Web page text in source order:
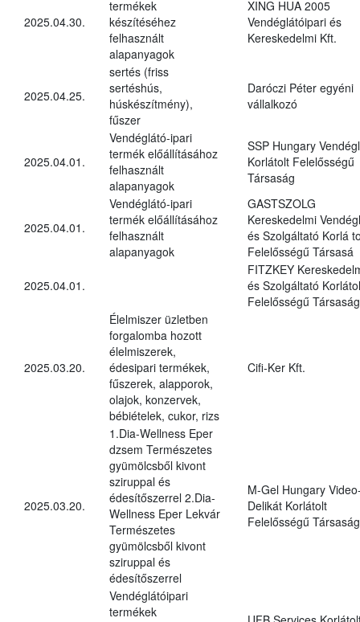
2025.04.30.
termékek
készítéséhez
felhasznált
alapanyagok
XING HUA 2005
Vendéglátóipari és
Kereskedelmi Kft.
2025.04.25.
sertés (friss
sertéshús,
húskészítmény),
fűszer
Daróczi Péter egyéni
vállalkozó
2025.04.01.
Vendéglátó-ipari
termék előállításához
felhasznált
alapanyagok
SSP Hungary
Korlátolt Felelősségű
Társaság
2025.04.01.
Vendéglátó-ipari
termék előállításához
felhasznált
alapanyagok
GASTSZOLG
Kereskedelmi
és Szolgáltató Korlá
Felelősségű Társasá
2025.04.01.
FITZKEY
és Szolgáltató
Felelősségű Társaság
2025.03.20.
Élelmiszer üzletben
forgalomba hozott
élelmiszerek,
édesipari termékek,
fűszerek, alapporok,
olajok, konzervek,
bébiételek, cukor, rizs
Cifi-Ker Kft.
2025.03.20.
1.Dia-Wellness Eper
dzsem Természetes
gyümölcsből kivont
sziruppal és
édesítőszerrel 2.Dia-
Wellness Eper Lekvár
Természetes
gyümölcsből kivont
sziruppal és
édesítőszerrel
M-Gel Hungary
Delikát Korlátolt
Felelősségű Társaság
Vendéglátóipari
termékek